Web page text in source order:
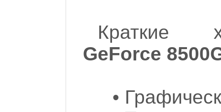
Краткие
GeForce
•